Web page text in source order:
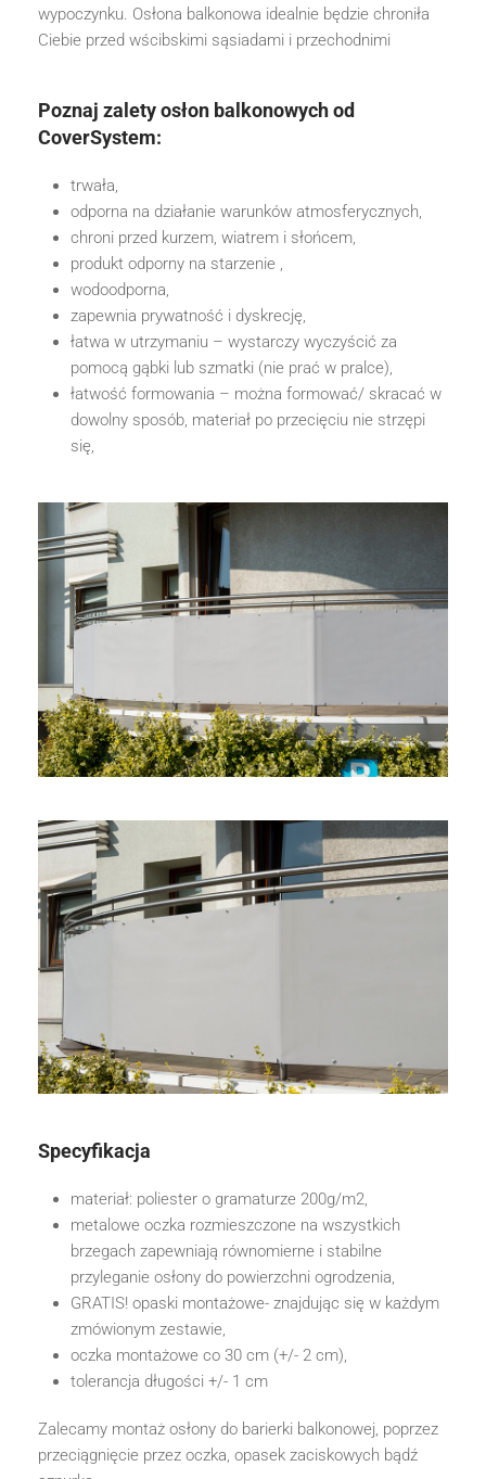
wypoczynku. Osłona balkonowa idealnie będzie chroniła
Ciebie przed wścibskimi sąsiadami i przechodnimi
Poznaj zalety osłon balkonowych od
CoverSystem:
trwała,
odporna na działanie warunków atmosferycznych,
chroni przed kurzem, wiatrem i słońcem,
produkt odporny na starzenie ,
wodoodporna,
zapewnia prywatność i dyskrecję,
łatwa w utrzymaniu – wystarczy wyczyścić za
pomocą gąbki lub szmatki (nie prać w pralce),
łatwość formowania – można formować/ skracać w
dowolny sposób, materiał po przecięciu nie strzępi
się,
Specyfikacja
materiał: poliester o gramaturze 200g/m2,
metalowe oczka rozmieszczone na wszystkich
brzegach zapewniają równomierne i stabilne
przyleganie osłony do powierzchni ogrodzenia,
GRATIS! opaski montażowe- znajdując się w każdym
zmówionym zestawie,
oczka montażowe co 30 cm (+/- 2 cm),
tolerancja długości +/- 1 cm
Zalecamy montaż osłony do barierki balkonowej, poprzez
przeciągnięcie przez oczka, opasek zaciskowych bądź